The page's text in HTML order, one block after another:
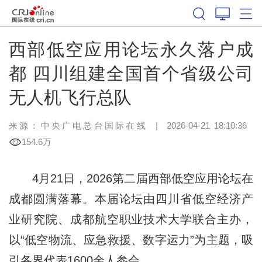
西部低空应用论坛永久落户成
都 四川组建全国首个省级公司
无人机飞行总队
来源：中央广电总台国际在线 | 2026-04-21 18:10:36
154.6万
4月21日，2026第二届西部低空应用论坛在
成都圆满落幕。本届论坛由四川省低空经济产
业研究院、成都航空职业技术大学联合主办，
以“低空物流、应急救援、数字运力”为主题，吸